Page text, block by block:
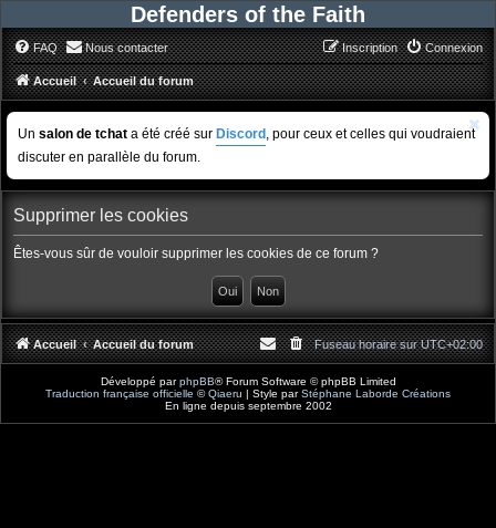
Defenders of the Faith
FAQ Nous contacter Connexion
Inscription
Accueil Accueil du forum
Un salon de tchat a été créé sur Discord , pour ceux et celles qui voudraient
discuter en parallèle du forum.
Supprimer les cookies
Êtes-vous sûr de vouloir supprimer les cookies de ce forum ?
Accueil Accueil du forum Fuseau horaire surUTC+02:00
Développé parphpBB® Forum Software © phpBB Limited
Traduction française officielle ©Qiaeru | Style parStéphane Laborde Créations
En ligne depuis septembre 2002